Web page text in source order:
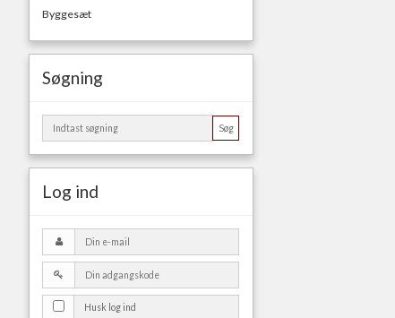
Byggesæt
Søgning
Søg
Log ind
Husk log ind